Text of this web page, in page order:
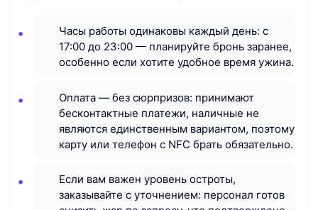
Часы работы одинаковы каждый день: с
17:00 до 23:00 — планируйте бронь заранее,
особенно если хотите удобное время ужина.
Оплата — без сюрпризов: принимают
бесконтактные платежи, наличные не
являются единственным вариантом, поэтому
карту или телефон с NFC брать обязательно.
Если вам важен уровень остроты,
заказывайте с уточнением: персонал готов